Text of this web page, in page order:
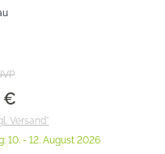
€
Versand*
10. - 12. August 2026